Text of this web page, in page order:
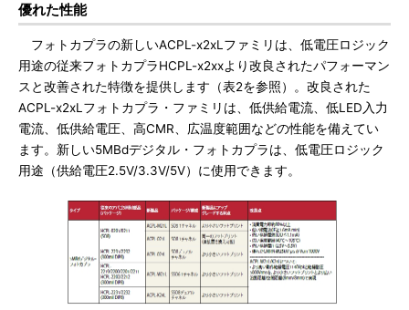
優れた性能
フォトカプラの新しいACPL-x2xLファミリは、低電圧ロジック
用途の従来フォトカプラHCPL-x2xxより改良されたパフォーマン
スと改善された特徴を提供します（表2を参照）。改良された
ACPL-x2xLフォトカプラ・ファミリは、低供給電流、低LED入力
電流、低供給電圧、高CMR、広温度範囲などの性能を備えてい
ます。新しい5MBdデジタル・フォトカプラは、低電圧ロジック
用途（供給電圧2.5V/3.3V/5V）に使用できます。